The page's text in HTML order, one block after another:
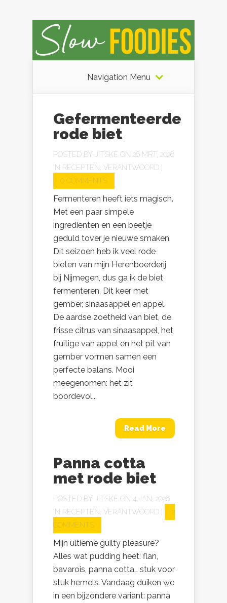
Navigation Menu
Gefermenteerde
rode biet
POSTED BY JITSKE ON 26 MRT, 2026
IN RECEPTEN, VERANTWOORD
0 COMMENTS
Fermenteren heeft iets magisch.
Met een paar simpele
ingrediënten en een beetje
geduld tover je nieuwe smaken.
Dit seizoen heb ik veel rode
bieten van mijn Herenboerderij
bij Nijmegen, dus ga ik de biet
fermenteren. Dit keer met
gember, sinaasappel en appel.
De aardse zoetheid van biet, de
frisse citrus van sinaasappel, het
fruitige van appel en het pit van
gember vormen samen een
perfecte balans. Mooi
meegenomen: het zit
boordevol...
Read More
Panna cotta
met rode biet
POSTED BY JITSKE ON 4 JAN, 2026
IN RECEPTEN, VERANTWOORD
2
COMMENTS
Mijn ultieme guilty pleasure?
Alles wat pudding heet: flan,
bavarois, panna cotta… stuk voor
stuk hemels. Vandaag duiken we
in een bijzondere variant: panna